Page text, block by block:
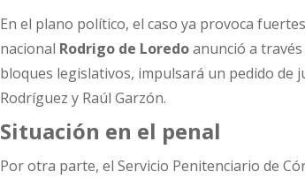
En el plano político, el caso ya provoca
nacional Rodrigo de Loredoanunció a
bloques legislativos, impulsará un pedido de
Rodríguez y Raúl Garzón.
Situación en el penal
Por otra parte, el Servicio Penitenciario de